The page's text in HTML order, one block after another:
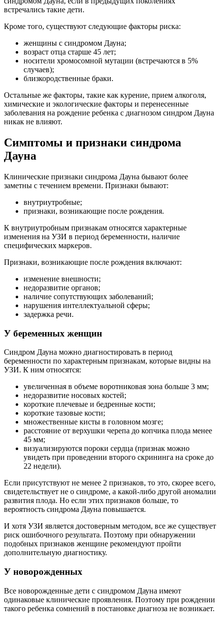
встречались такие дети.
Кроме того, существуют следующие факторы риска:
женщины с синдромом Дауна;
возраст отца старше 45 лет;
носители хромосомной мутации (встречаются в 5%
случаев);
близкородственные браки.
Остальные же факторы, такие как курение, прием алкоголя,
химические и экологические факторы и перенесенные
заболевания на рождение ребенка с диагнозом синдром Дауна
никак не влияют.
Симптомы и признаки синдрома
Дауна
Клинические признаки синдрома Дауна бывают более
заметны с течением времени. Признаки бывают:
внутриутробные;
признаки, возникающие после рождения.
К внутриутробным признакам относятся характерные
изменения на УЗИ в период беременности, наличие
специфических маркеров.
Признаки, возникающие после рождения включают:
изменение внешности;
недоразвитие органов;
наличие сопутствующих заболеваний;
нарушения интеллектуальной сферы;
задержка речи.
У беременных женщин
Синдром Дауна можно диагностировать в период
беременности по характерным признакам, которые видны на
УЗИ. К ним относятся:
увеличенная в объеме воротниковая зона больше 3 мм;
недоразвитие носовых костей;
короткие плечевые и бедренные кости;
короткие тазовые кости;
множественные кисты в головном мозге;
расстояние от верхушки черепа до копчика плода менее
45 мм;
визуализируются пороки сердца (признак можно
увидеть при проведении второго скрининга на сроке до
22 недели).
Если присутствуют не менее 2 признаков, то это, скорее всего,
свидетельствует не о синдроме, а какой-либо другой аномалии
развития плода. Но если этих признаков больше, то
вероятность синдрома Дауна повышается.
И хотя УЗИ является достоверным методом, все же существует
риск ошибочного результата. Поэтому при обнаружении
подобных признаков женщине рекомендуют пройти
дополнительную диагностику.
У новорожденных
Все новорожденные дети с синдромом Дауна имеют
одинаковые клинические проявления. Поэтому при рождении
такого ребенка сомнений в постановке диагноза не возникает.